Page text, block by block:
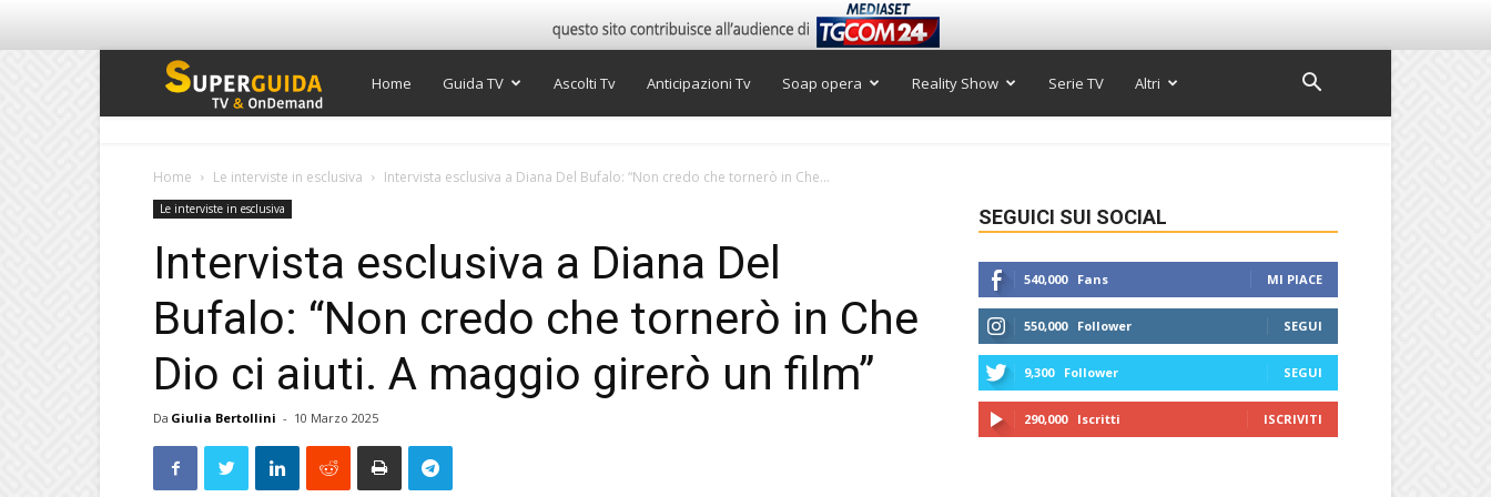
Super
Home Guida TV Ascolti Tv Anticipazioni Tv Soap opera Reality Show Serie TV Altri
Home Le interviste in esclusiva Intervista esclusiva a Diana Del Bufalo: “Non credo che tornerò in Che...
Le interviste in esclusiva
Intervista esclusiva a Diana Del
Bufalo: “Non credo che tornerò in Che
Dio ci aiuti. A maggio girerò un film”
Da Giulia Bertollini - 10 Marzo 2025
SEGUICI SUI SOCIAL
540,000 Fans MI PIACE
550,000 Follower SEGUI
9,300 Follower SEGUI
290,000 Iscritti ISCRIVITI